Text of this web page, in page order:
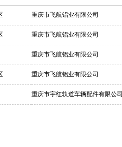
重庆市飞航铝业有限公司
重庆市飞航铝业有限公司
重庆市飞航铝业有限公司
重庆市飞航铝业有限公司
重庆市宇红轨道车辆配件有限公司